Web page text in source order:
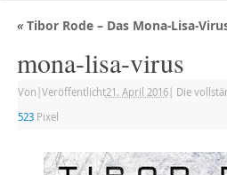
«Tibor Rode – Das Mona-Lisa-
mona-lisa-virus
Von Veröffentlicht21. April 2016| Die
523Pixel